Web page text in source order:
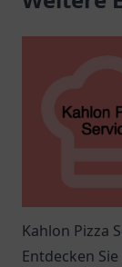
Kahlon Pizza
Entdecken